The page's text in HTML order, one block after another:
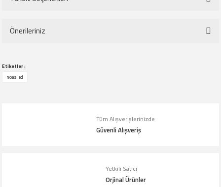
Önerileriniz
Bu ürünün fiyat bilgisi, resim, ürün açıklamalarında ve diğer konularda
yetersiz gördüğünüz noktaları öneri formunu kullanarak tarafımıza
Ürün resmi kalitesiz, bozuk veya görüntülenemiyor.
Ürün fiyatı diğer sitelerden daha pahalı.
Etiketler :
noas led
Tüm Alışverişlerinizde
Güvenli Alışveriş
Yetkili Satıcı
Orjinal Ürünler